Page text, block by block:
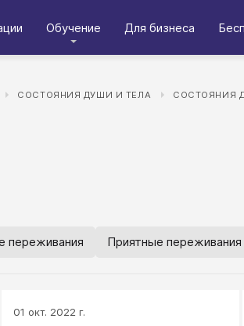
Обучение Для бизнеса
СОСТОЯНИЯ ДУШИ И ТЕЛА СОСТОЯНИЯ
переживания Приятные переживания
01 окт. 2022 г.